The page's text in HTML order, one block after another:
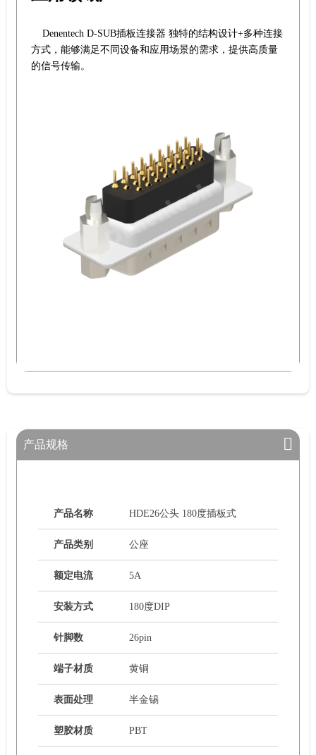
Denentech D-SUB插板连接器 独特的结构设计+多种连接
方式，能够满足不同设备和应用场景的需求，提供高质量
的信号传输。
产品规格
产品名称 HDE26公头 180度插板式
产品类别 公座
额定电流 5A
安装方式 180度DIP
针脚数 26pin
端子材质 黄铜
表面处理 半金锡
塑胶材质 PBT